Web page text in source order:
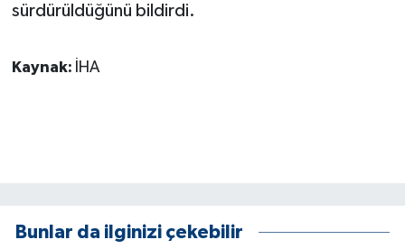
sürdürüldüğünü bildirdi.
Kaynak: İHA
Bunlar da ilginizi çekebilir